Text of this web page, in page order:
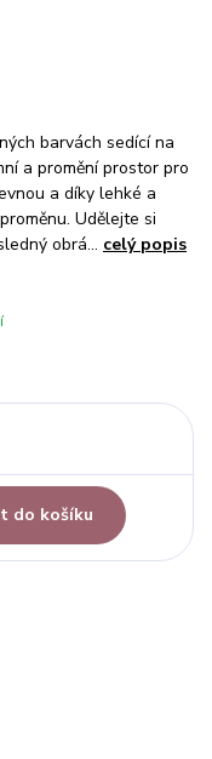
barvách sedící na
a promění prostor pro
a díky lehké a
Udělejte si
obrá... celý popis
do košíku